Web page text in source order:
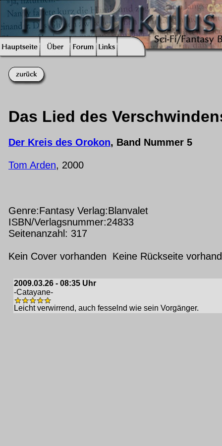
Das Lied des
Der Kreis des Orokon, Band Nummer 5
Tom Arden, 2000
Genre:Fantasy Verlag:Blanvalet
ISBN/Verlagsnummer:24833
Seitenanzahl: 317
Kein Cover vorhanden Keine Rückseite
2009.03.26 - 08:35 Uhr
-Catayane-
Leicht verwirrend, auch fesselnd wie sein Vorgänger.